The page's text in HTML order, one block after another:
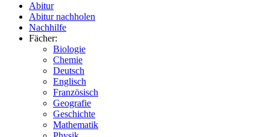
Abitur
Abitur nachholen
Nachhilfe
Fächer:
Biologie
Chemie
Deutsch
Englisch
Französisch
Geografie
Geschichte
Mathematik